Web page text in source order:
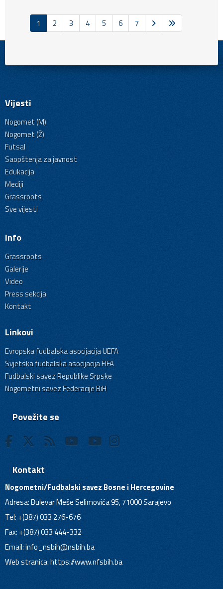
1 2 3 4 5 6 7
Vijesti
Nogomet (M)
Nogomet (Ž)
Futsal
Saopštenja za javnost
Edukacija
Mediji
Grassroots
Sve vijesti
Info
Grassroots
Galerije
Video
Press sekcija
Kontakt
Linkovi
Evropska fudbalska asocijacija UEFA
Svjetska fudbalska asocijacija FIFA
Fudbalski savez Republike Srpske
Nogometni savez Federacije BiH
Povežite se
Kontakt
Nogometni/Fudbalski savez Bosne i Hercegovine
Adresa: Bulevar Meše Selimovića 95, 71000 Sarajevo
Tel: +(387) 033 276-676
Fax: +(387) 033 444-332
Email:info_nsbih@nsbih.ba
Web stranica: https://www.nfsbih.ba